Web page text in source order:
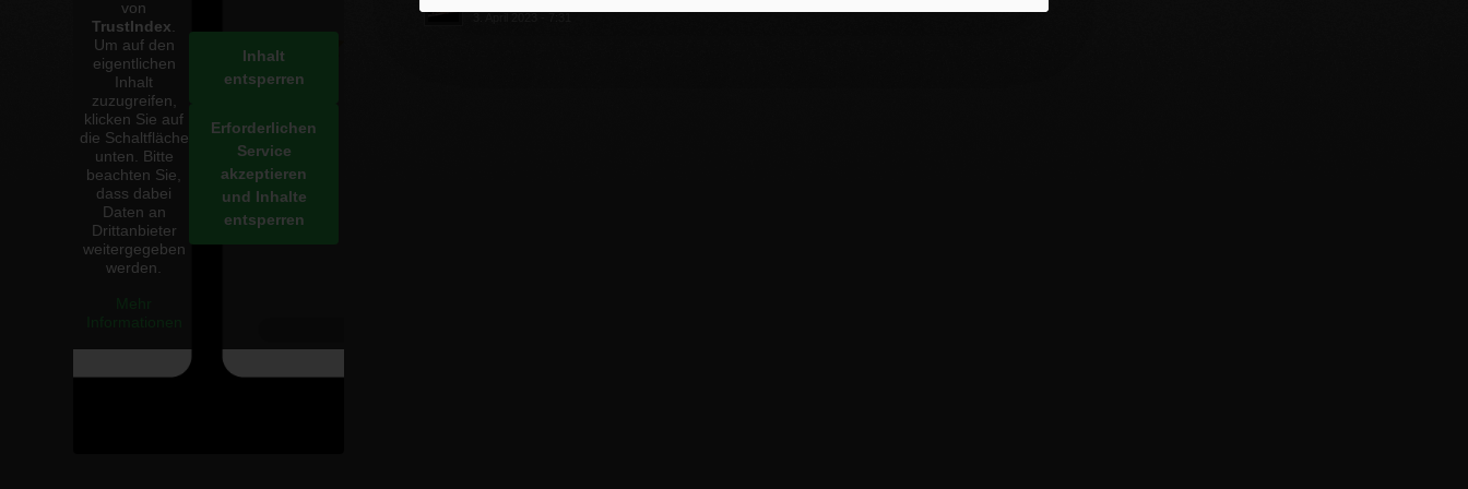
von
TrustIndex
Um auf den
eigentlichen
Inhalt
zuzugreifen,
klicken Sie auf
die Schaltfläche
unten. Bitte
beachten Sie,
dass dabei
Daten an
Drittanbieter
weitergegeben
werden.
Inhalt
entsperren
Erforderlichen
Service
akzeptieren
und Inhalte
entsperren